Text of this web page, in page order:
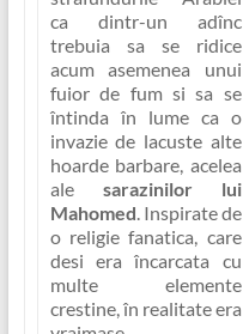
ca dintr-un adînc
trebuia sa se ridice
acum asemenea unui
fuior de fum si sa se
întinda în lume ca o
invazie de lacuste alte
hoarde barbare, acelea
ale sarazinilor lui
Mahomed. Inspirate de
o religie fanatica, care
desi era încarcata cu
multe elemente
crestine, în realitate era